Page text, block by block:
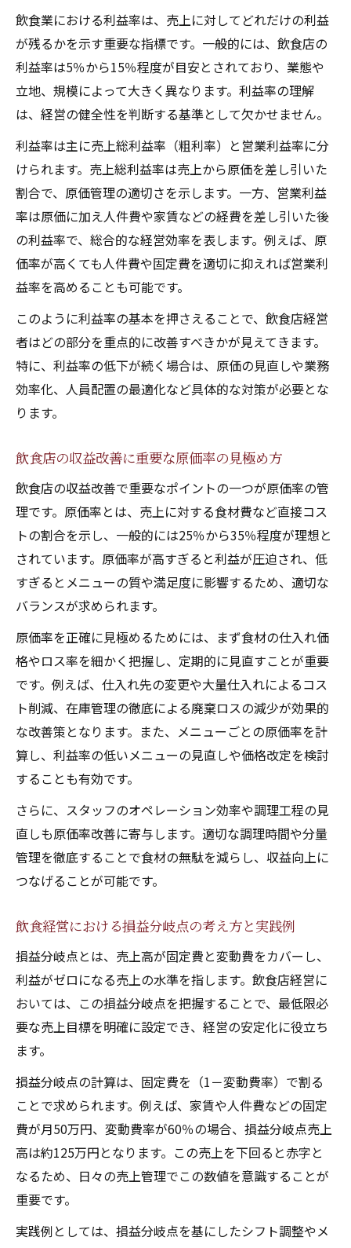
飲食店のオペレーション悪化を収益改善へ
繋げる
実践で変わる飲食店の利益構造改革
飲食店の利益構造改革を実践するための手
順
飲食経営における原価率と人件費の見直し
術
飲食店の収益改善に役立つ現場改革ポイン
ト
飲食店の利益率向上を目指す運営改善の実
例
飲食店の損益分岐点突破に必要な行動計画
平均値との比較で知る収益改善策
飲食店の利益平均値と自店舗の現状を比較
する
飲食業の利益率理想を意識した経営見直し
術
飲食店の収益改善へ導く平均利益率の分析
法
飲食店の利益率ランキングを指標に経営改
善
飲食業における利益率は、売上に対してどれだけの利益
が残るかを示す重要な指標です。一般的には、飲食店の
利益率は5％から15％程度が目安とされており、業態や
立地、規模によって大きく異なります。利益率の理解
は、経営の健全性を判断する基準として欠かせません。
利益率は主に売上総利益率（粗利率）と営業利益率に分
けられます。売上総利益率は売上から原価を差し引いた
割合で、原価管理の適切さを示します。一方、営業利益
率は原価に加え人件費や家賃などの経費を差し引いた後
の利益率で、総合的な経営効率を表します。例えば、原
価率が高くても人件費や固定費を適切に抑えれば営業利
益率を高めることも可能です。
このように利益率の基本を押さえることで、飲食店経営
者はどの部分を重点的に改善すべきかが見えてきます。
特に、利益率の低下が続く場合は、原価の見直しや業務
効率化、人員配置の最適化など具体的な対策が必要とな
ります。
飲食店の収益改善に重要な原価率の見極め方
飲食店の収益改善で重要なポイントの一つが原価率の管
理です。原価率とは、売上に対する食材費など直接コス
トの割合を示し、一般的には25％から35％程度が理想と
されています。原価率が高すぎると利益が圧迫され、低
すぎるとメニューの質や満足度に影響するため、適切な
バランスが求められます。
原価率を正確に見極めるためには、まず食材の仕入れ価
格やロス率を細かく把握し、定期的に見直すことが重要
です。例えば、仕入れ先の変更や大量仕入れによるコス
ト削減、在庫管理の徹底による廃棄ロスの減少が効果的
な改善策となります。また、メニューごとの原価率を計
算し、利益率の低いメニューの見直しや価格改定を検討
することも有効です。
さらに、スタッフのオペレーション効率や調理工程の見
直しも原価率改善に寄与します。適切な調理時間や分量
管理を徹底することで食材の無駄を減らし、収益向上に
つなげることが可能です。
飲食経営における損益分岐点の考え方と実践例
損益分岐点とは、売上高が固定費と変動費をカバーし、
利益がゼロになる売上の水準を指します。飲食店経営に
おいては、この損益分岐点を把握することで、最低限必
要な売上目標を明確に設定でき、経営の安定化に役立ち
ます。
損益分岐点の計算は、固定費を（1－変動費率）で割る
ことで求められます。例えば、家賃や人件費などの固定
費が月50万円、変動費率が60％の場合、損益分岐点売上
高は約125万円となります。この売上を下回ると赤字と
なるため、日々の売上管理でこの数値を意識することが
重要です。
実践例としては、損益分岐点を基にしたシフト調整やメ